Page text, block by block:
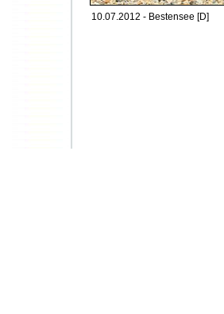
10.07.2012 - Bestensee [D]